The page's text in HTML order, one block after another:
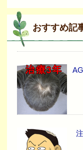
おすすめ記